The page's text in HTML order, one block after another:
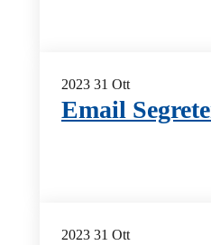
2023 31 Ott
Email
2023 31 Ott